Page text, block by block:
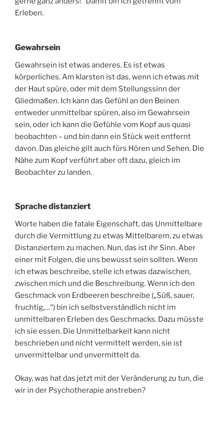
Erleben.
Gewahrsein
Gewahrsein ist etwas anderes. Es ist etwas
körperliches. Am klarsten ist das, wenn ich etwas mit
der Haut spüre, oder mit dem Stellungssinn der
Gliedmaßen. Ich kann das Gefühl an den Beinen
entweder unmittelbar spüren, also im Gewahrsein
sein, oder ich kann die Gefühle vom Kopf aus quasi
beobachten – und bin dann ein Stück weit entfernt
davon. Das gleiche gilt auch fürs Hören und Sehen. Die
Nähe zum Kopf verführt aber oft dazu, gleich im
Beobachter zu landen.
Sprache distanziert
Worte haben die fatale Eigenschaft, das Unmittelbare
durch die Vermittlung zu etwas Mittelbarem, zu etwas
Distanziertem zu machen. Nun, das ist ihr Sinn. Aber
einer mit Folgen, die uns bewusst sein sollten. Wenn
ich etwas beschreibe, stelle ich etwas dazwischen,
zwischen mich und die Beschreibung. Wenn ich den
Geschmack von Erdbeeren beschreibe („Süß, sauer,
fruchtig,…“) bin ich selbstverständlich nicht im
unmittelbaren Erleben des Geschmacks. Dazu müsste
ich sie essen. Die Unmittelbarkeit kann nicht
beschrieben und nicht vermittelt werden, sie ist
unvermittelbar und unvermittelt da.
Okay, was hat das jetzt mit der Veränderung zu tun, die
wir in der Psychotherapie anstreben?